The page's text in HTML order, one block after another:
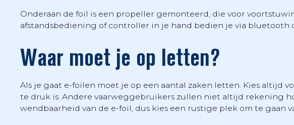
Onderaan de foil is een propeller gemonteerd, die voor
afstandsbediening of controller in je hand bedien je via bluetooth
Waar moet je op letten?
Als je gaat e-foilen moet je op een aantal zaken letten. Kies altijd
te druk is. Andere vaarweggebruikers zullen niet altijd rekening
wendbaarheid van de e-foil, dus kies een rustige plek om te gaan